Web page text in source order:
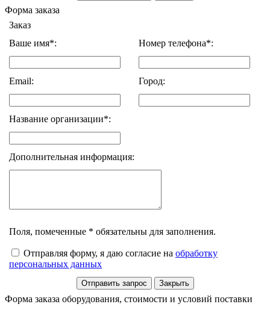
Форма заказа
Заказ
Ваше имя*:
Номер телефона*:
Email: Город:
Название организации*:
Дополнительная информация:
Поля, помеченные * обязательны для заполнения.
Отправляя форму, я даю согласие на обработку
персональных данных
Форма заказа оборудования, стоимости и условий поставки